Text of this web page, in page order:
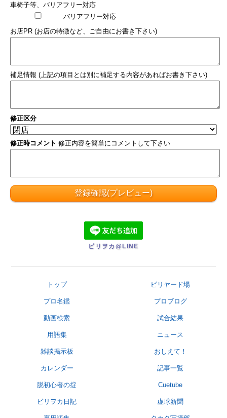
車椅子等、バリアフリー対応
バリアフリー対応
お店PR (お店の特徴など、ご自由にお書き下さい)
補足情報 (上記の項目とは別に補足する内容があればお書き下さい)
修正区分
修正時コメント 修正内容を簡単にコメントして下さい
ビリヲカ@LINE
トップ ビリヤード場
プロ名鑑 プロブログ
動画検索 試合結果
用語集 ニュース
雑談掲示板 おしえて！
カレンダー 記事一覧
脱初心者の掟 Cuetube
ビリヲカ日記 虚球新聞